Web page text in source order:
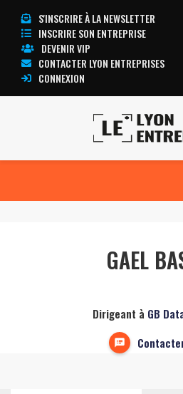
S'INSCRIRE À LA NEWSLETTER
INSCRIRE SON ENTREPRISE
DEVENIR VIP
CONTACTER LYON ENTREPRISES
CONNEXION
GAEL
Dirigeant à GB